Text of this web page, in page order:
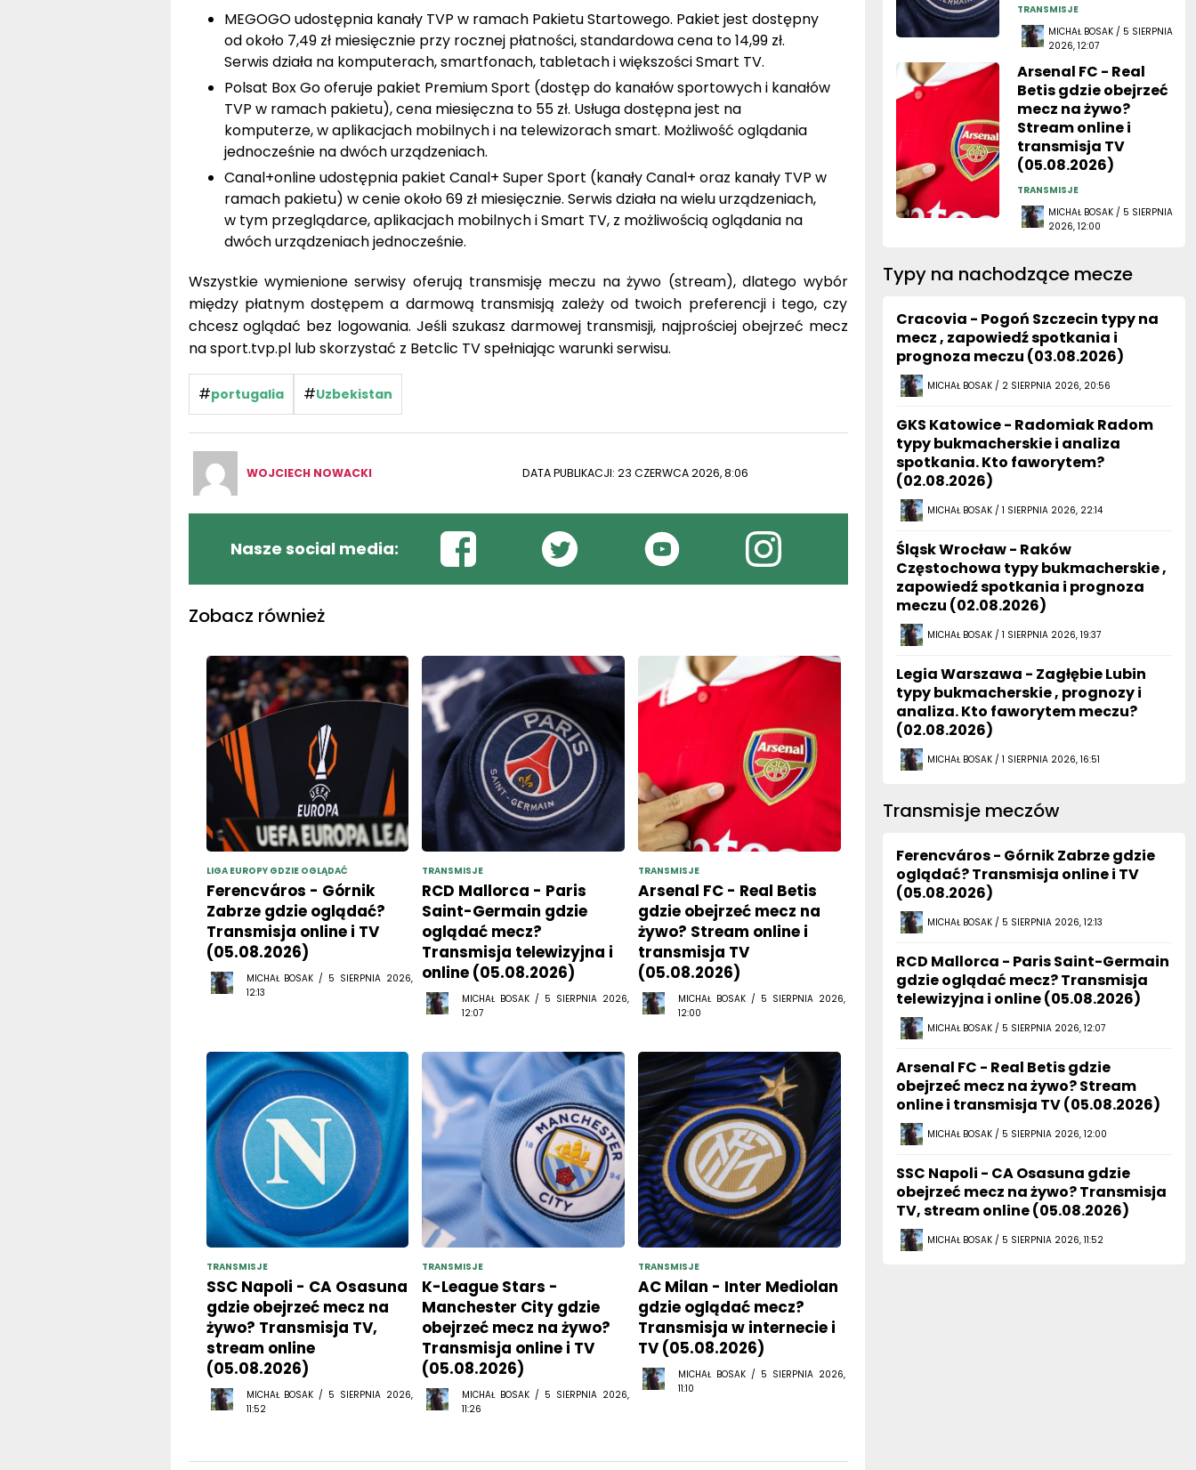
MEGOGO udostępnia kanały TVP w ramach Pakietu Startowego. Pakiet jest dostępny
od około 7,49 zł miesięcznie przy rocznej płatności, standardowa cena to 14,99 zł.
Serwis działa na komputerach, smartfonach, tabletach i większości Smart TV.
Polsat Box Go oferuje pakiet Premium Sport (dostęp do kanałów sportowych i kanałów
TVP w ramach pakietu), cena miesięczna to 55 zł. Usługa dostępna jest na
komputerze, w aplikacjach mobilnych i na telewizorach smart. Możliwość oglądania
jednocześnie na dwóch urządzeniach.
Canal+online udostępnia pakiet Canal+ Super Sport (kanały Canal+ oraz kanały TVP w
ramach pakietu) w cenie około 69 zł miesięcznie. Serwis działa na wielu urządzeniach,
w tym przeglądarce, aplikacjach mobilnych i Smart TV, z możliwością oglądania na
dwóch urządzeniach jednocześnie.
Wszystkie wymienione serwisy oferują transmisję meczu na żywo (stream), dlatego wybór
między płatnym dostępem a darmową transmisją zależy od twoich preferencji i tego, czy
chcesz oglądać bez logowania. Jeśli szukasz darmowej transmisji, najprościej obejrzeć mecz
na sport.tvp.pl lub skorzystać z Betclic TV spełniając warunki serwisu.
#portugalia #Uzbekistan
WOJCIECH NOWACKI DATA PUBLIKACJI: 23 CZERWCA 2026, 8:06
Nasze social media:
Zobacz również
LIGA EUROPY GDZIE OGLĄDAĆ
Ferencváros - Górnik
Zabrze gdzie oglądać?
Transmisja online i TV
(05.08.2026)
MICHAŁ BOSAK / 5 SIERPNIA 2026,
12:13
TRANSMISJE
RCD Mallorca - Paris
Saint-Germain gdzie
oglądać mecz?
Transmisja telewizyjna i
online (05.08.2026)
MICHAŁ BOSAK / 5 SIERPNIA 2026,
12:07
TRANSMISJE
Arsenal FC - Real Betis
gdzie obejrzeć mecz na
żywo? Stream online i
transmisja TV
(05.08.2026)
MICHAŁ BOSAK / 5 SIERPNIA 2026,
12:00
TRANSMISJE
SSC Napoli - CA Osasuna
gdzie obejrzeć mecz na
żywo? Transmisja TV,
stream online
(05.08.2026)
MICHAŁ BOSAK / 5 SIERPNIA 2026,
11:52
TRANSMISJE
K-League Stars -
Manchester City gdzie
obejrzeć mecz na żywo?
Transmisja online i TV
(05.08.2026)
MICHAŁ BOSAK / 5 SIERPNIA 2026,
11:26
TRANSMISJE
AC Milan - Inter Mediolan
gdzie oglądać mecz?
Transmisja w internecie i
TV (05.08.2026)
MICHAŁ BOSAK / 5 SIERPNIA 2026,
11:10
TRANSMISJE
MICHAŁ BOSAK / 5 SIERPNIA
2026, 12:07
Arsenal FC - Real
Betis gdzie obejrzeć
mecz na żywo?
Stream online i
transmisja TV
(05.08.2026)
TRANSMISJE
MICHAŁ BOSAK / 5 SIERPNIA
2026, 12:00
Typy na nachodzące mecze
Cracovia - Pogoń Szczecin typy na
mecz , zapowiedź spotkania i
prognoza meczu (03.08.2026)
MICHAŁ BOSAK / 2 SIERPNIA 2026, 20:56
GKS Katowice - Radomiak Radom
typy bukmacherskie i analiza
spotkania. Kto faworytem?
(02.08.2026)
MICHAŁ BOSAK / 1 SIERPNIA 2026, 22:14
Śląsk Wrocław - Raków
Częstochowa typy bukmacherskie ,
zapowiedź spotkania i prognoza
meczu (02.08.2026)
MICHAŁ BOSAK / 1 SIERPNIA 2026, 19:37
Legia Warszawa - Zagłębie Lubin
typy bukmacherskie , prognozy i
analiza. Kto faworytem meczu?
(02.08.2026)
MICHAŁ BOSAK / 1 SIERPNIA 2026, 16:51
Transmisje meczów
Ferencváros - Górnik Zabrze gdzie
oglądać? Transmisja online i TV
(05.08.2026)
MICHAŁ BOSAK / 5 SIERPNIA 2026, 12:13
RCD Mallorca - Paris Saint-Germain
gdzie oglądać mecz? Transmisja
telewizyjna i online (05.08.2026)
MICHAŁ BOSAK / 5 SIERPNIA 2026, 12:07
Arsenal FC - Real Betis gdzie
obejrzeć mecz na żywo? Stream
online i transmisja TV (05.08.2026)
MICHAŁ BOSAK / 5 SIERPNIA 2026, 12:00
SSC Napoli - CA Osasuna gdzie
obejrzeć mecz na żywo? Transmisja
TV, stream online (05.08.2026)
MICHAŁ BOSAK / 5 SIERPNIA 2026, 11:52